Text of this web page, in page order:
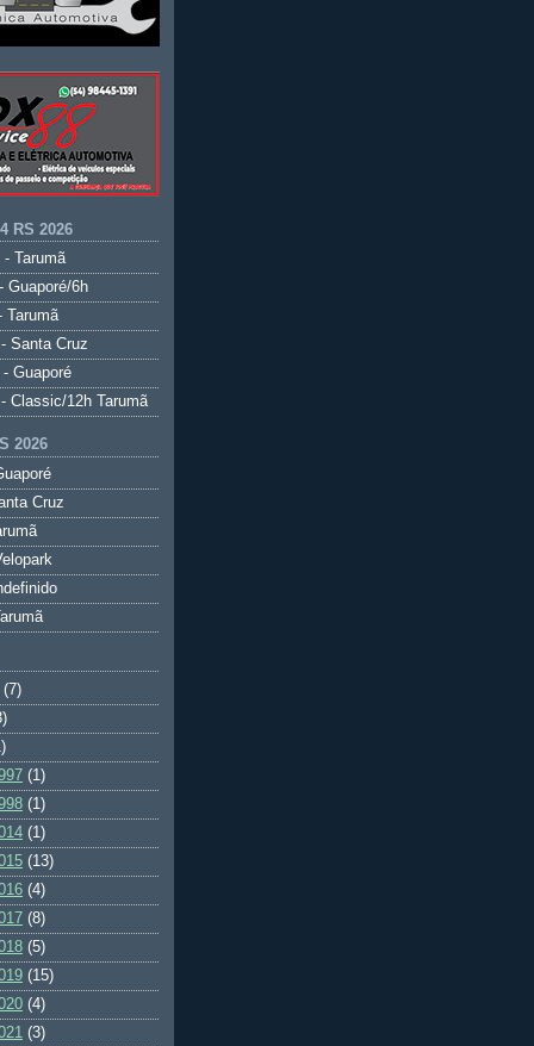
RS 2026
- Tarumã
Guaporé/6h
Tarumã
Santa Cruz
Guaporé
Classic/12h Tarumã
2026
Cruz
(7)
(1)
(1)
(1)
(13)
(4)
(8)
(5)
(15)
(4)
(3)